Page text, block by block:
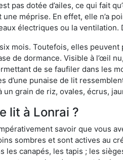
pas dotée d’ailes, ce qui fait
méprise. En effet, elle n’a
électriques ou la
mois. Toutefois, elles
de dormance. Visible à l’œil
de se faufiler dans les
d’une punaise de lit
grain de riz, ovales, écrus,
lit à Lonrai ?
savoir que vous
sombres et sont actives au
les canapés, les tapis ; les